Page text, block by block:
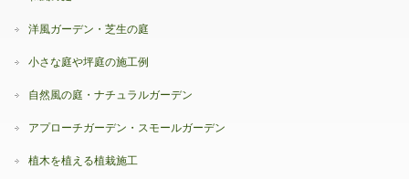
洋風ガーデン・芝生の庭
小さな庭や坪庭の施工例
自然風の庭・ナチュラルガーデン
アプローチガーデン・スモールガーデン
植木を植える植栽施工